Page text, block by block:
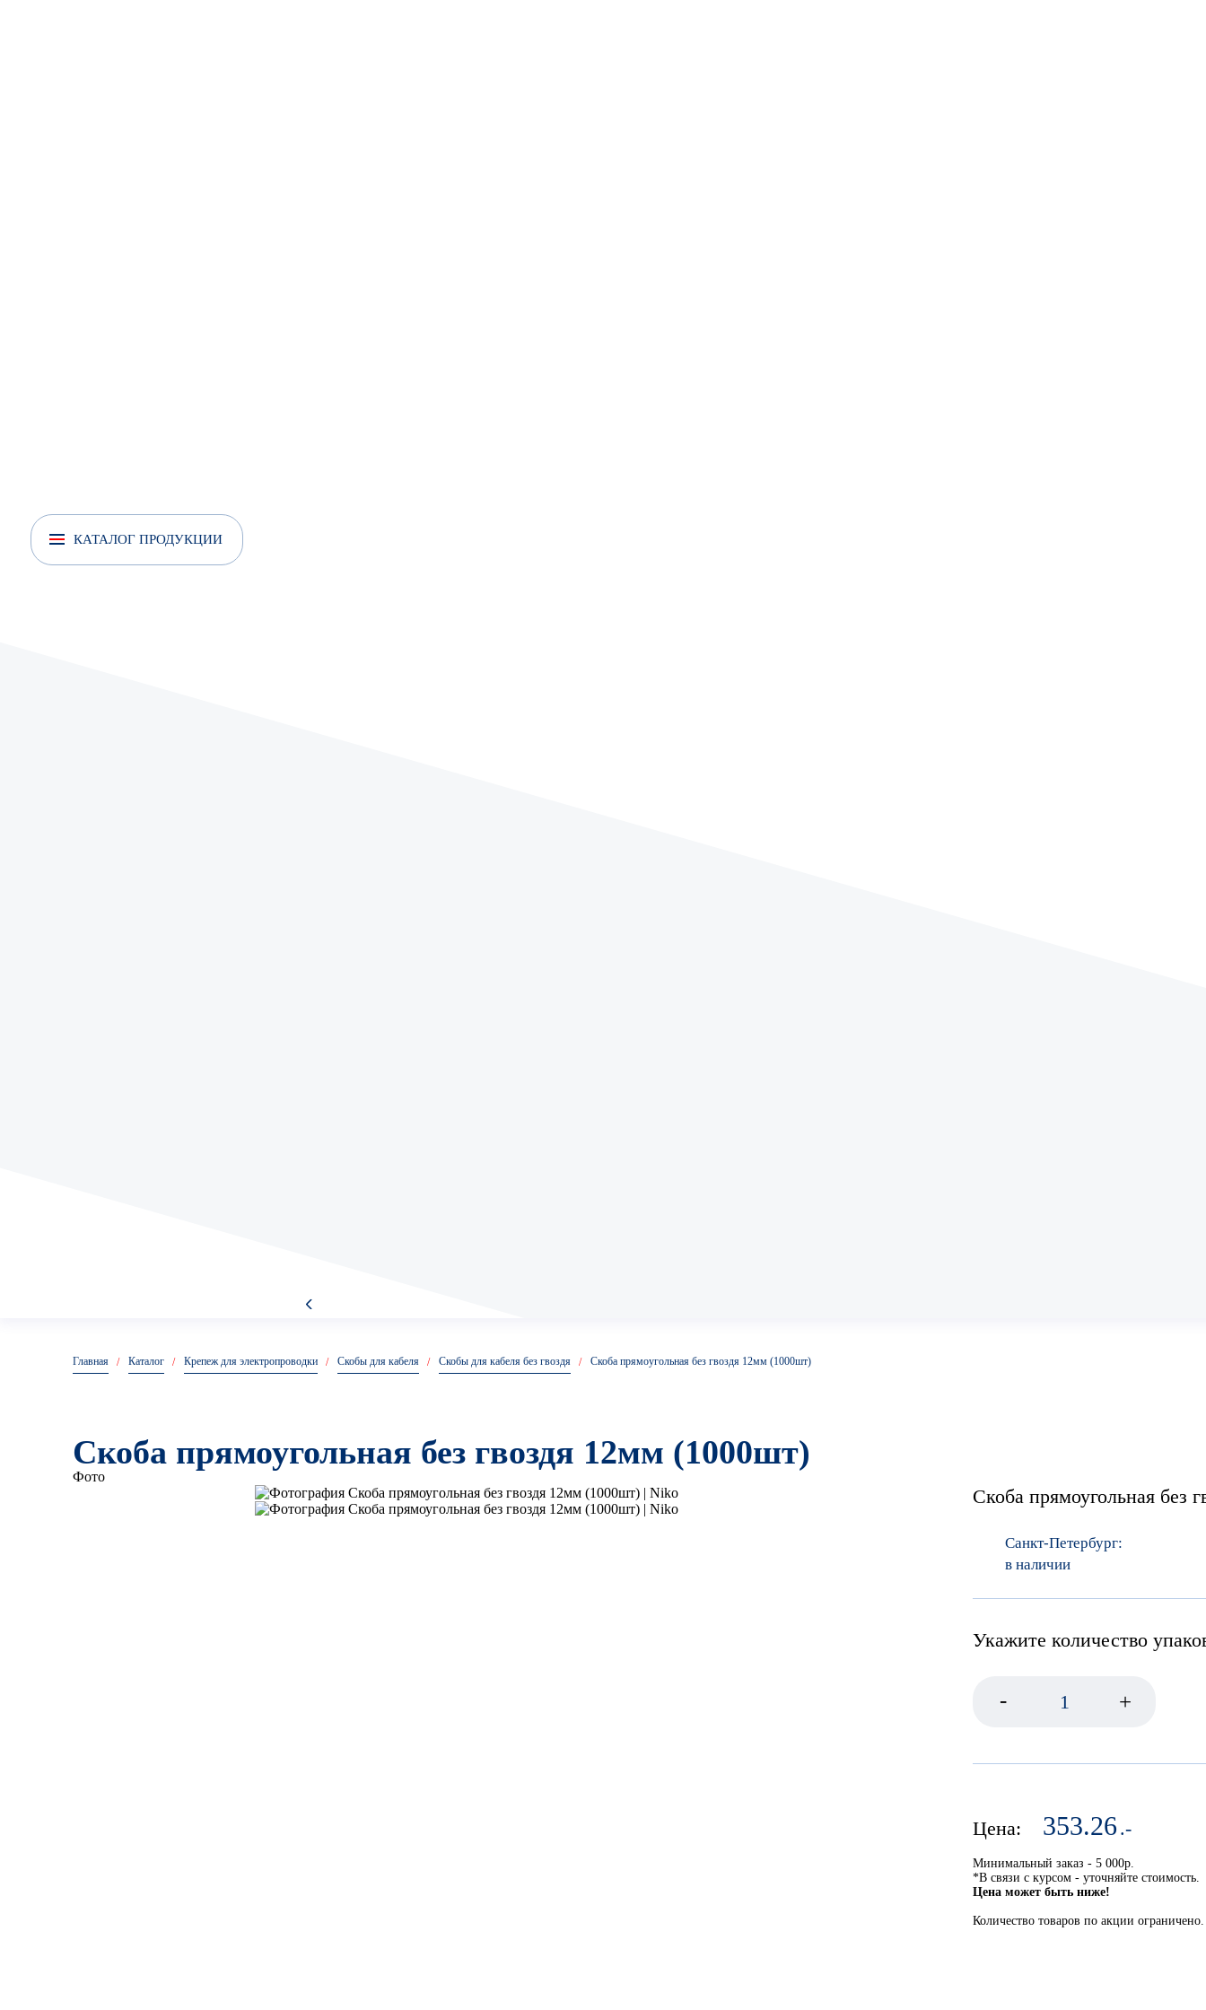
КАТАЛОГ ПРОДУКЦИИ
Анкер
Анкер гайка
Анкеры клиновые
Анкеры усиленные с
Анкер шпилька
Главная Каталог Крепеж для электропроводки Скобы для кабеля Скобы для кабеля без гвоздя Скоба прямоугольная без гвоздя 12мм (1000шт)
Скоба прямоугольная без гвоздя 12мм (1000шт)
Фото
Скоба прямоугольная без
Санкт-Петербург:
в наличии
Укажите количество
- +
Цена: 353.26 .-
Минимальный заказ - 5 000р.
*В связи с курсом - уточняйте стоимость.
Цена может быть ниже!
Количество товаров по акции ограничено.